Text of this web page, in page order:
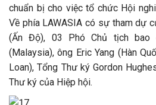
chuẩn bị cho việc tổ chức Hội
Về phía LAWASIA có sự tham dự
(Ấn Độ), 03 Phó Chủ tịch bao
(Malaysia), ông Eric Yang (Hàn
Loan), Tổng Thư ký Gordon
Thư ký của Hiệp hội.